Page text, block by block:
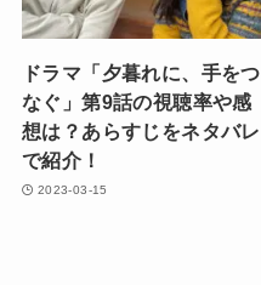
ドラマ「夕暮れに、手をつ
なぐ」第9話の視聴率や感
想は？あらすじをネタバレ
で紹介！
2023-03-15